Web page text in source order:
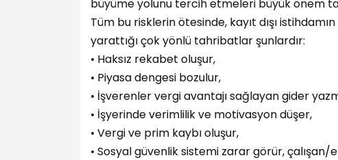
büyüme yolunu tercih etmeleri büyük önem
Tüm bu risklerin ötesinde, kayıt dışı
yarattığı çok yönlü tahribatlar şunlardır:
• Haksız rekabet oluşur,
• Piyasa dengesi bozulur,
• İşverenler vergi avantajı sağlayan gider
• İşyerinde verimlilik ve motivasyon düşer,
• Vergi ve prim kaybı oluşur,
• Sosyal güvenlik sistemi zarar görür, çalışan/